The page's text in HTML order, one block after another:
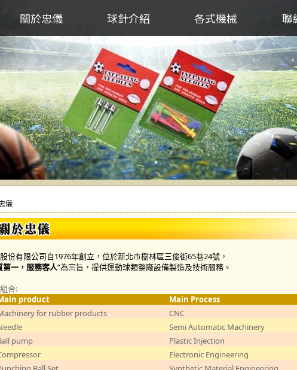
關於忠儀 球針介紹 各式機械 聯
儀
份有限公司自1976年創立，位於新北市樹林區三俊街65巷24號，
第一，服務客人”為宗旨，提供運動球類整廠設備製造及技術服務。
合:
product
Main Process
for rubber products
CNC
Semi Automatic Machinery
pump
Plastic Injection
Electronic Engineering